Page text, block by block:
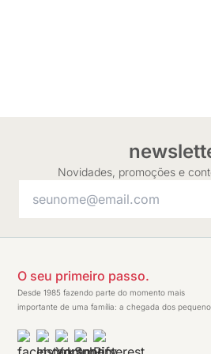
Novidades, promoções e
O seu primeiro passo.
Desde 1985 fazendo parte do momento mais
importante de uma família: a chegada dos